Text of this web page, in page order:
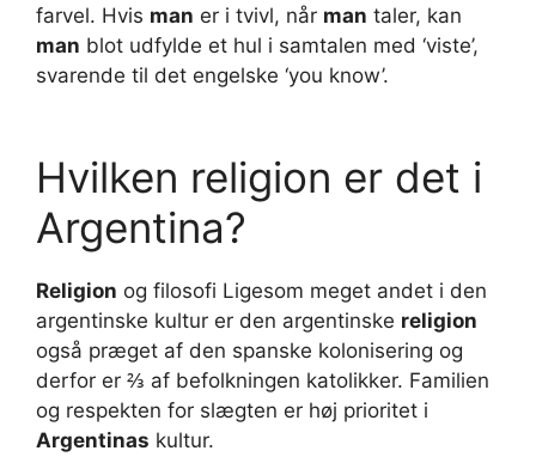
farvel. Hvis man er i tvivl, når man taler, kan
man blot udfylde et hul i samtalen med ‘viste’,
svarende til det engelske ‘you know’.
Hvilken religion er det i
Argentina?
Religion og filosofi Ligesom meget andet i den
argentinske kultur er den argentinske religion
også præget af den spanske kolonisering og
derfor er ⅔ af befolkningen katolikker. Familien
og respekten for slægten er høj prioritet i
Argentinas kultur.